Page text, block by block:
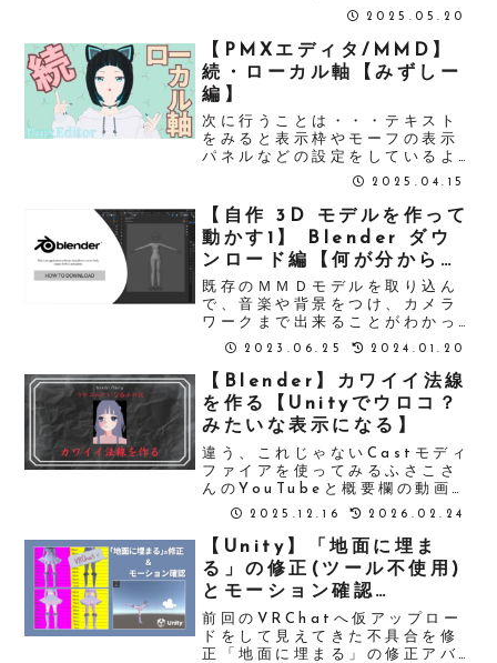
梱されている場合でも、こちら
免責事項✦このモデルを使用し
た際に発生したいかなるトラブ
ルも負いかねます。また、事前
告知なく配布...
2025.05.20
【PMXエディタ/MMD】
続・ローカル軸【みずしー
編】
次に行うことは・・・テキスト
をみると表示枠やモーフの表示
パネルなどの設定をしているよ
うなのでやる。ボーン順などを
の素敵モデルと見比べながら行
う。この時、なーんか引っかか
る違いを見つける。ローカル軸
である。みずしー...
2025.04.15
【自作 3D モデルを作って
動かす1】 Blender ダウ
ンロード編【何が分からな
いかも分からない初心者】
既存のＭＭＤモデルを取り込ん
で、音楽や背景をつけ、カメラ
ワークまで出来ることがわかっ
たら、今度は3Dモデルを自分で
3Dモデルを作るにはBlenderと
いう3DCGソフトがあるので、
BlenderのWindows用ファイ
ルであるポータブル版をダウン
ロードします。
2023.06.25 2024.01.20
【Blender】カワイイ法線
を作る【Unityでウロコ？
みたいな表示になる】
違う、これじゃないCastモディ
ファイアを使ってみるふさこさ
んのYouTubeと概要欄の動画を
見れば完璧顔を複製してCastモ
> Origins にチェックを入れる
原点を顔の中心辺りに持ってき
て、Cast...
2025.12.16 2026.02.24
【Unity】「地面に埋ま
る」の修正(ツール不使用)
とモーション確認
【VRChat】
前回のVRChatへ仮アップロー
ドをして見えてきた不具合を修
正「地面に埋まる」の修正アバ